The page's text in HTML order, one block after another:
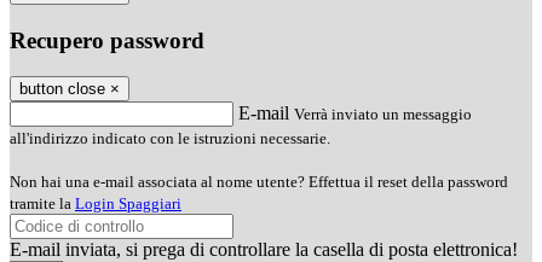
Recupero password
button close ×
E-mail Verrà inviato un messaggio
all'indirizzo indicato con le istruzioni necessarie.
Non hai una e-mail associata al nome utente? Effettua il reset della password
tramite la Login Spaggiari
E-mail inviata, si prega di controllare la casella di posta elettronica!